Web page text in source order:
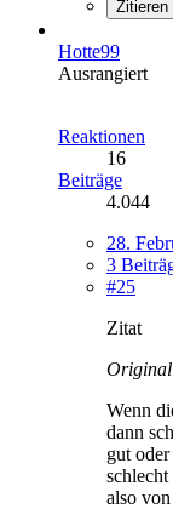
Zitieren
Hotte99
Ausrangiert
Reaktionen
16
Beiträge
4.044
28.
3
#25
Zitat
Wenn
dann
gut
also von